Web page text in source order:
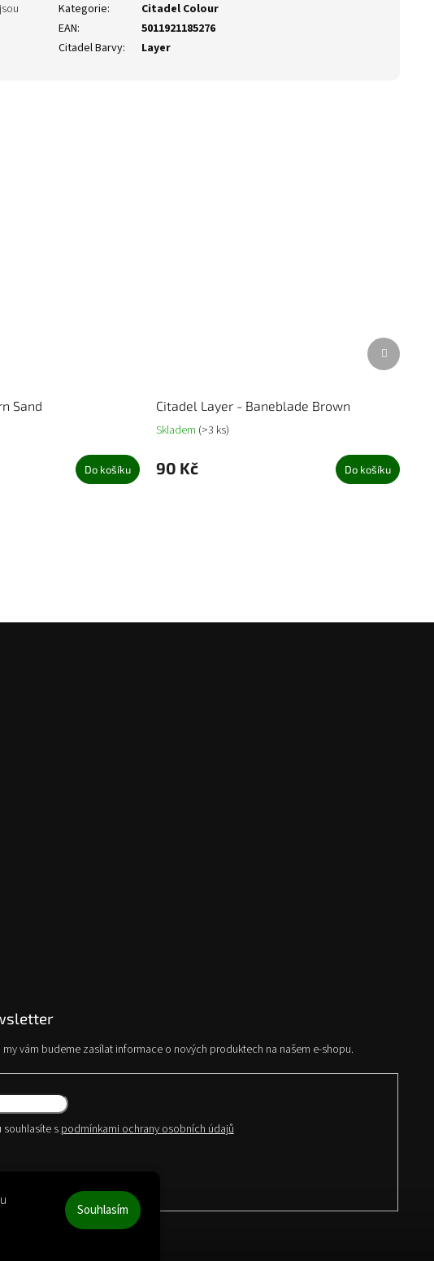
Souhlasím
Sand
Do košíku
Citadel Layer - Baneblade Brown
Skladem (>3 ks)
90 Kč Do košíku
Další
produkt
Kategorie:
Citadel Colour
EAN:
5011921185276
Citadel Barvy: Layer
my vám budeme zasílat informace o nových produktech na našem e-shopu.
souhlasíte spodmínkami ochrany osobních údajů